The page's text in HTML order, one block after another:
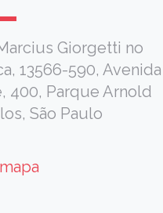
Giorgetti no
13566-590, Avenida
400, Parque Arnold
São Paulo